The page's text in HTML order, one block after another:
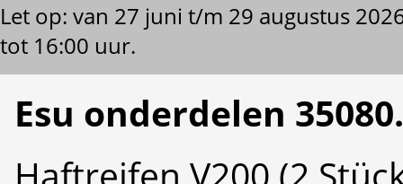
Let op: van 27 juni t/m 29 augustus
tot 16:00 uur.
Esu onderdelen